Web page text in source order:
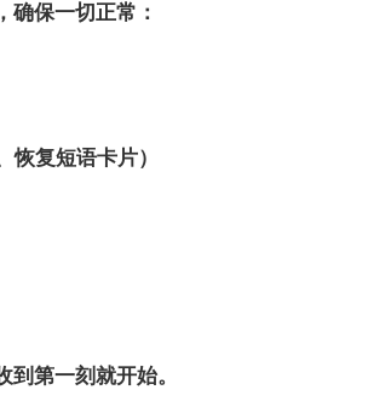
确保一切正常：
复短语卡片）
第一刻就开始。